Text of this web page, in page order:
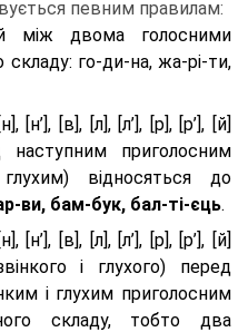
певним правилам:
між двома голосними
го-ди-на, жа-рі-ти,
[н’], [в], [л], [л’], [р], [р’], [й]
наступним приголосним
відносяться до
ви, бам-бук, бал-ті-єць.
[н’], [в], [л], [л’], [р], [р’], [й]
і глухого) перед
і глухим приголосним
складу, тобто два